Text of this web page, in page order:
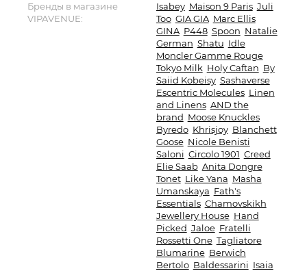
Бренды в магазине
VIPAVENUE:
Isabey Maison 9 Paris Juli
Too GIA GIA Marc Ellis
GINA P448 Spoon Natalie
German Shatu Idle
Moncler Gamme Rouge
Tokyo Milk Holy Caftan By
Saiid Kobeisy Sashaverse
Escentric Molecules Linen
and Linens AND the
brand Moose Knuckles
Byredo Khrisjoy Blanchett
Goose Nicole Benisti
Saloni Circolo 1901 Creed
Elie Saab Anita Dongre
Tonet Like Yana Masha
Umanskaya Fath's
Essentials Chamovskikh
Jewellery House Hand
Picked Jaloe Fratelli
Rossetti One Tagliatore
Blumarine Berwich
Bertolo Baldessarini Isaia